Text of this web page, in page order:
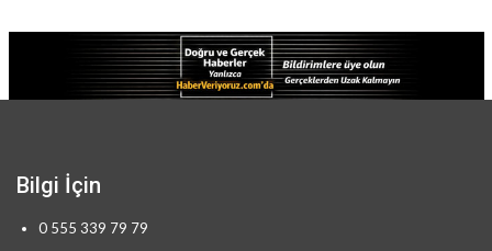
Bilgi İçin
0 555 339 79 79